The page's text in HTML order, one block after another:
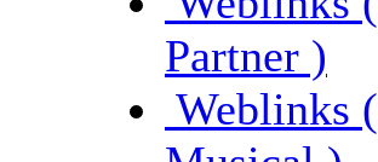
Partner )
Weblinks (